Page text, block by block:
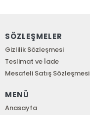
SÖZLEŞMELER
Gizlilik Sözleşmesi
Teslimat ve İade
Mesafeli Satış Sözleşmesi
MENÜ
Anasayfa